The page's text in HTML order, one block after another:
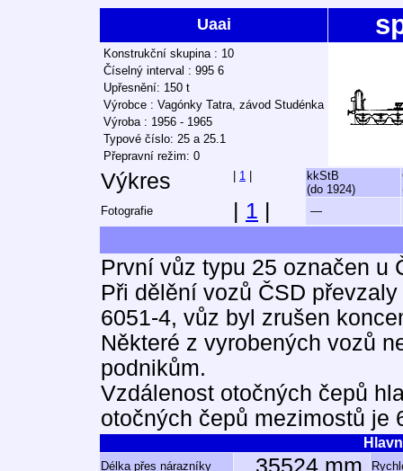
Uaai
Konstrukční skupina : 10
Číselný interval : 995 6
Upřesnění: 150 t
Výrobce : Vagónky Tatra, závod Studénka
Výroba : 1956 - 1965
Typové číslo: 25 a 25.1
Přepravní režim: 0
Výkres 1
kkStB
(do 1924)
Fotografie
1 —
První vůz typu 25 označen u
Při dělění vozů ČSD
6051-4, vůz byl zrušen
Některé z vyrobených vozů
podnikům.
Vzdálenost otočných čepů
otočných čepů mezimostů je
Délka přes nárazníky 35524 mm